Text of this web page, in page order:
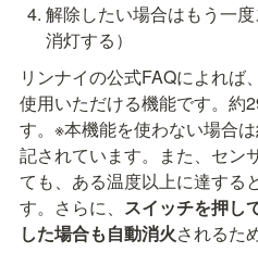
解除したい場合はもう一
消灯する）
リンナイの公式FAQによれば
使用いただける機能です。
す。※本機能を使わない場合
記されています。また、セン
ても、ある温度以上に達する
す。さらに、 スイッチを押し
した場合も自動消火されるた